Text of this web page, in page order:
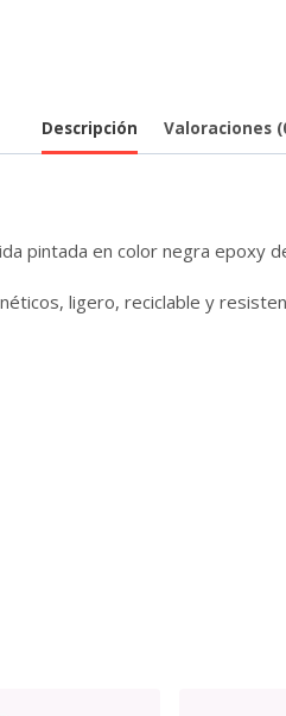
Descripción Valoraciones
pintada en color negra epoxy
ligero, reciclable y